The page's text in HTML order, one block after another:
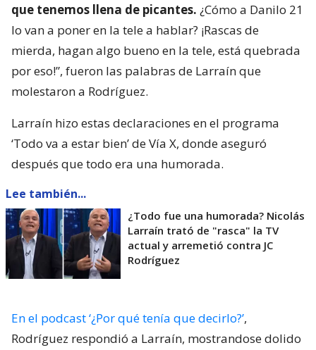
que tenemos llena de picantes. ¿Cómo a Danilo 21
lo van a poner en la tele a hablar? ¡Rascas de
mierda, hagan algo bueno en la tele, está quebrada
por eso!”, fueron las palabras de Larraín que
molestaron a Rodríguez.
Larraín hizo estas declaraciones en el programa
‘Todo va a estar bien’ de Vía X, donde aseguró
después que todo era una humorada.
Lee también...
¿Todo fue una humorada? Nicolás
Larraín trató de "rasca" la TV
actual y arremetió contra JC
Rodríguez
En el podcast ‘¿Por qué tenía que decirlo?’,
Rodríguez respondió a Larraín, mostrandose dolido